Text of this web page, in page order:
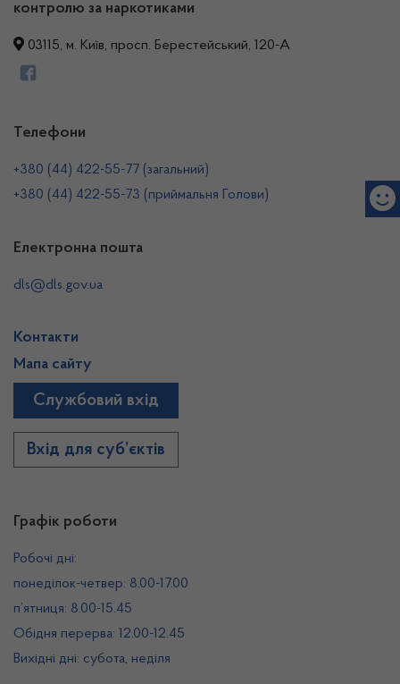
контролю за наркотиками
03115, м. Київ, просп. Берестейський, 120-А
Графік роботи
Робочі дні:
понеділок-четвер: 8.00-17.00
п’ятниця: 8.00-15.45
Обідня перерва: 12.00-12.45
Вихідні дні: субота, неділя
Телефони
+380 (44) 422-55-77 (загальний)
+380 (44) 422-55-73 (приймальня Голови)
Електронна пошта
dls@dls.gov.ua
Контакти
Мапа сайту
Службовий вхід
Вхід для суб’єктів